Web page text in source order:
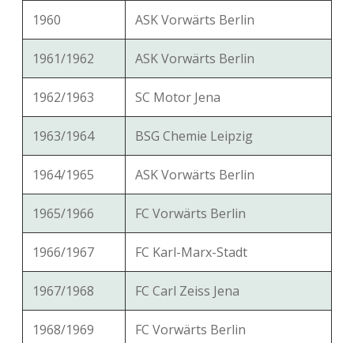
1960 ASK Vorwärts Berlin
1961/1962 ASK Vorwärts Berlin
1962/1963 SC Motor Jena
1963/1964 BSG Chemie Leipzig
1964/1965 ASK Vorwärts Berlin
1965/1966 FC Vorwärts Berlin
1966/1967 FC Karl-Marx-Stadt
1967/1968 FC Carl Zeiss Jena
1968/1969 FC Vorwärts Berlin